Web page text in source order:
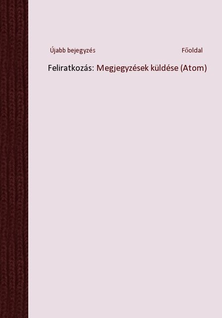
Újabb bejegyzés Főoldal
Feliratkozás: Megjegyzések küldése (Atom)